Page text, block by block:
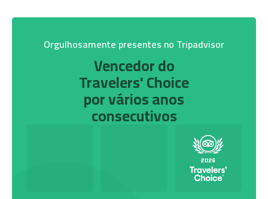
Orgulhosamente presentes no Tripadvisor
Vencedor do
Travelers' Choice
por vários anos
consecutivos